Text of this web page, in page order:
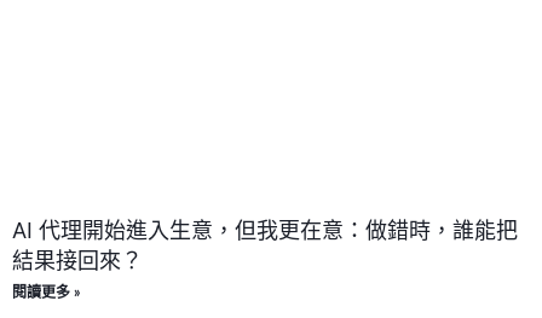
AI 代理開始進入生意，但我更在意：做錯時，誰能把
結果接回來？
閱讀更多 »